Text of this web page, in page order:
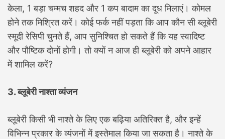
केला, 1 बड़ा चम्मच शहद और 1 कप बादाम का दूध मिलाएं। कोमल
होने तक मिश्रित करें। कोई फर्क नहीं पड़ता कि आप कौन सी ब्लूबेरी
स्मूदी रेसिपी चुनते हैं, आप सुनिश्चित हो सकते हैं कि यह स्वादिष्ट
और पौष्टिक दोनों होगी। तो क्यों न आज ही ब्लूबेरी को अपने आहार
में शामिल करें?
3. ब्लूबेरी नाश्ता व्यंजन
ब्लूबेरी किसी भी नाश्ते के लिए एक बढ़िया अतिरिक्त है, और इन्हें
विभिन्न प्रकार के व्यंजनों में इस्तेमाल किया जा सकता है। नाश्ते के